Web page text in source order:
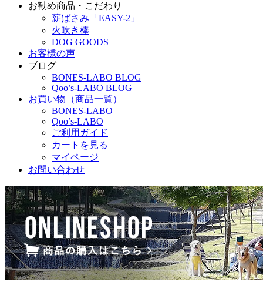
お勧め商品・こだわり
薪ばさみ「EASY-2」
火吹き棒
DOG GOODS
お客様の声
ブログ
BONES-LABO BLOG
Qoo’s-LABO BLOG
お買い物（商品一覧）
BONES-LABO
Qoo’s-LABO
ご利用ガイド
カートを見る
マイページ
お問い合わせ